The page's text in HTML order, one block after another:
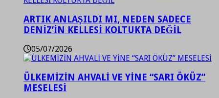
ARTIK ANLAŞILDI MI, NEDEN SADECE
DENİZ’İN KELLESİ KOLTUKTA DEĞİL
05/07/2026
ÜLKEMİZİN AHVALİ VE YİNE “SARI ÖKÜZ”
MESELESİ